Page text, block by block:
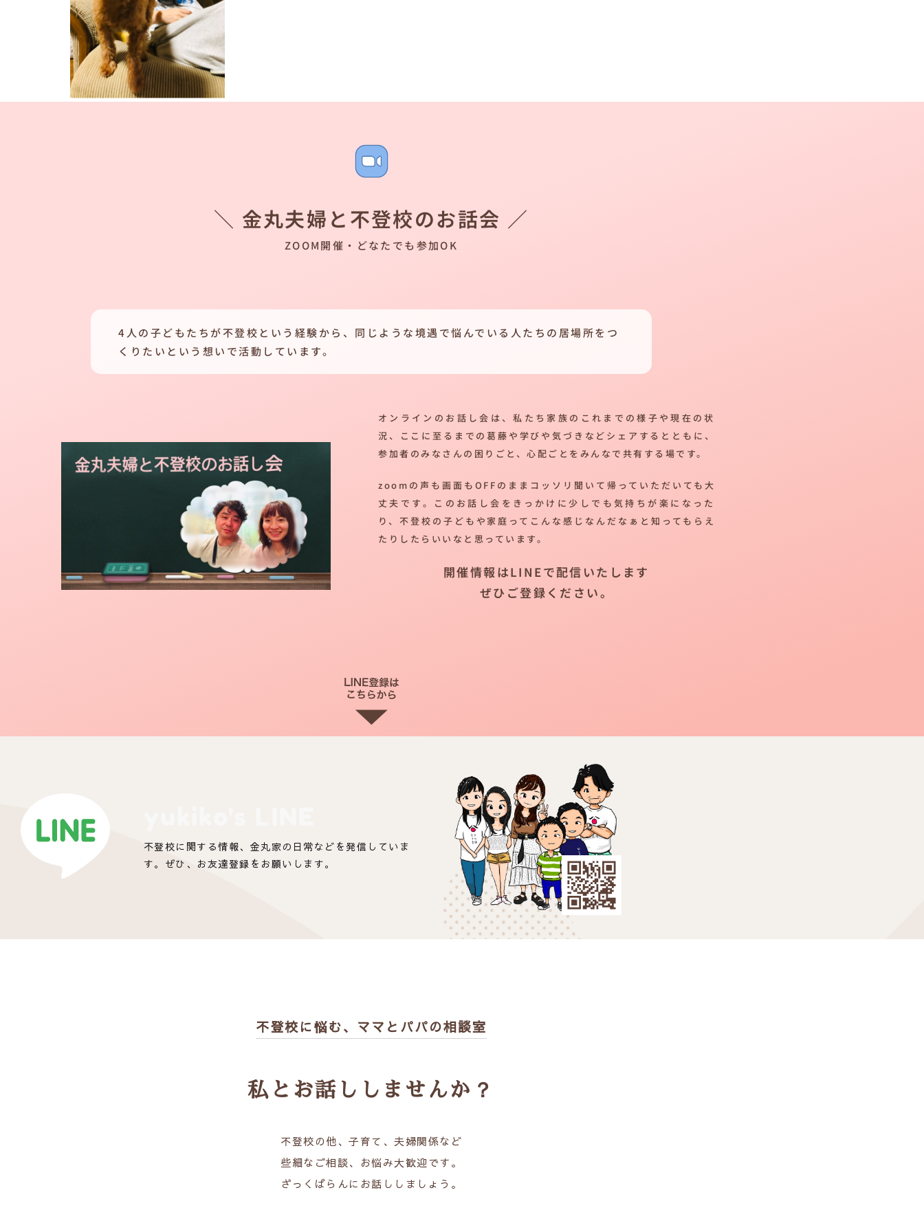
＼ 金丸夫婦と不登校のお話会 ／
ZOOM開催・どなたでも参加OK
4人の子どもたちが不登校という経験から、同じような境遇で悩んでいる人たちの居場所をつ
くりたいという想いで活動しています。
オンラインのお話し会は、私たち家族のこれまでの様子や現在の状
況、ここに至るまでの葛藤や学びや気づきなどシェアするとともに、
参加者のみなさんの困りごと、心配ごとをみんなで共有する場です。
zoomの声も画面もOFFのままコッソリ聞いて帰っていただいても大
丈夫です。このお話し会をきっかけに少しでも気持ちが楽になった
り、不登校の子どもや家庭ってこんな感じなんだなぁと知ってもらえ
たりしたらいいなと思っています。
開催情報はLINEで配信いたします
ぜひご登録ください。
不登校に関する情報、金丸家の日常などを発信していま
す。ぜひ、お友達登録をお願いします。
不登校に悩む、 ママとパパの相談室
私とお話ししませんか？
不登校の他、子育て、夫婦関係など
些細なご相談、お悩み大歓迎です。
ざっくばらんにお話ししましょう。